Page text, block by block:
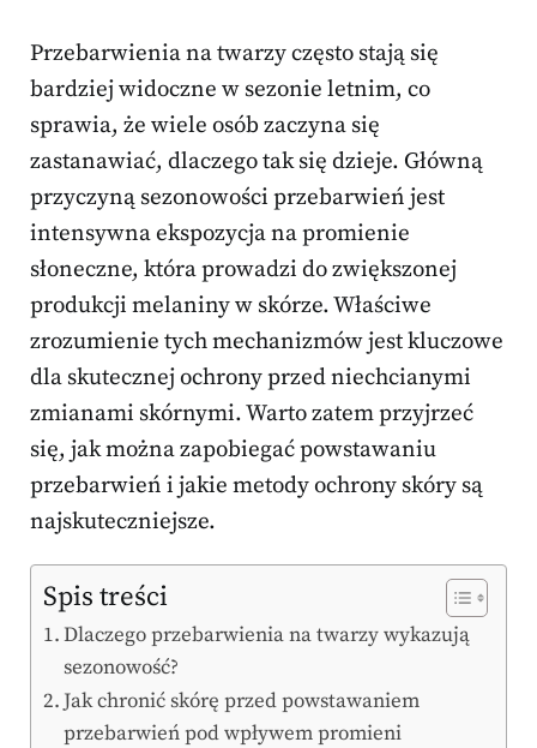
Przebarwienia na twarzy często stają się
bardziej widoczne w sezonie letnim, co
sprawia, że wiele osób zaczyna się
zastanawiać, dlaczego tak się dzieje. Główną
przyczyną sezonowości przebarwień jest
intensywna ekspozycja na promienie
słoneczne, która prowadzi do zwiększonej
produkcji melaniny w skórze. Właściwe
zrozumienie tych mechanizmów jest kluczowe
dla skutecznej ochrony przed niechcianymi
zmianami skórnymi. Warto zatem przyjrzeć
się, jak można zapobiegać powstawaniu
przebarwień i jakie metody ochrony skóry są
najskuteczniejsze.
Spis treści
Dlaczego przebarwienia na twarzy wykazują
sezonowość?
Jak chronić skórę przed powstawaniem
przebarwień pod wpływem promieni